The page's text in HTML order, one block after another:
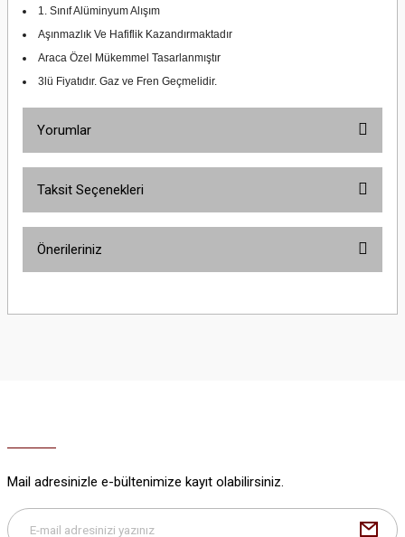
1. Sınıf Alüminyum Alışım
Aşınmazlık Ve Hafiflik Kazandırmaktadır
Araca Özel Mükemmel Tasarlanmıştır
3lü Fiyatıdır. Gaz ve Fren Geçmelidir.
Yorumlar
Taksit Seçenekleri
Önerileriniz
Bu ürüne benzer farklı alternatifler olmalı.
Mail adresinizle e-bültenimize kayıt olabilirsiniz.